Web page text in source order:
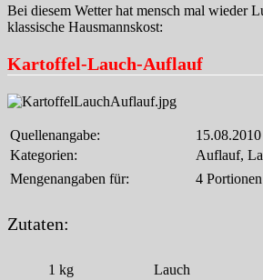
Bei diesem Wetter hat mensch mal wieder
klassische Hausmannskost:
Kartoffel-Lauch-Auflauf
Quellenangabe:
Kategorien:
Auflauf,
Mengenangaben für:
4 Portionen
Zutaten:
1 kg
Lauch